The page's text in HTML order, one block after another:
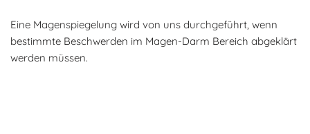
Eine Magenspiegelung wird von uns durchgeführt, wenn
bestimmte Beschwerden im Magen-Darm Bereich abgeklärt
werden müssen.